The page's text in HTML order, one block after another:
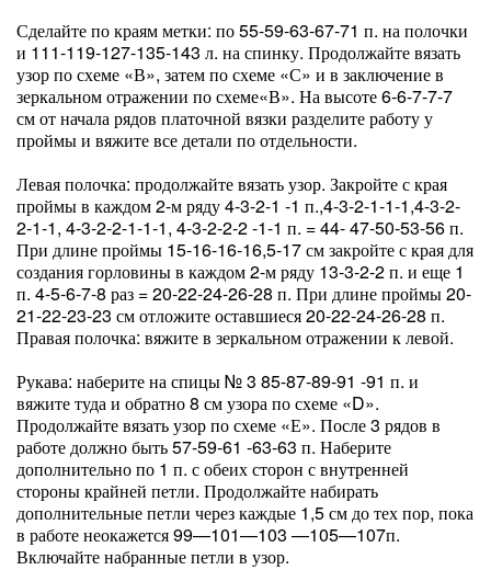
Сделайте по краям метки: по 55-59-63-67-71 п. на полочки
и 111-119-127-135-143 л. на спинку. Продолжайте вязать
узор по схеме «В», затем по схеме «С» и в заключение в
зеркальном отражении по схеме«В». На высоте 6-6-7-7-7
см от начала рядов платочной вязки разделите работу у
проймы и вяжите все детали по отдельности.
Левая полочка: продолжайте вязать узор. Закройте с края
проймы в каждом 2-м ряду 4-3-2-1 -1 п.,4-3-2-1-1-1,4-3-2-
2-1-1, 4-3-2-2-1-1-1, 4-3-2-2-2 -1-1 п. = 44- 47-50-53-56 п.
При длине проймы 15-16-16-16,5-17 см закройте с края для
создания горловины в каждом 2-м ряду 13-3-2-2 п. и еще 1
п. 4-5-6-7-8 раз = 20-22-24-26-28 п. При длине проймы 20-
21-22-23-23 см отложите оставшиеся 20-22-24-26-28 п.
Правая полочка: вяжите в зеркальном отражении к левой.
Рукава: наберите на спицы № 3 85-87-89-91 -91 п. и
вяжите туда и обратно 8 см узора по схеме «D».
Продолжайте вязать узор по схеме «Е». После 3 рядов в
работе должно быть 57-59-61 -63-63 п. Наберите
дополнительно по 1 п. с обеих сторон с внутренней
стороны крайней петли. Продолжайте набирать
дополнительные петли через каждые 1,5 см до тех пор, пока
в работе неокажется 99—101—103 —105—107п.
Включайте набранные петли в узор.